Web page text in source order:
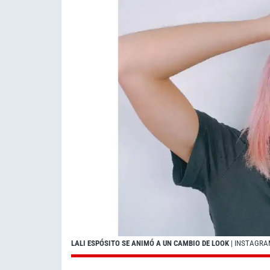
LALI ESPÓSITO SE ANIMÓ A UN CAMBIO DE LOOK |